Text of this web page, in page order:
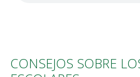
CONSEJOS SOBRE